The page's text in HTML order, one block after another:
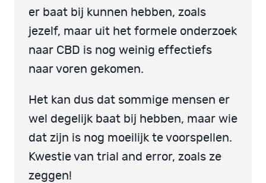
er baat bij kunnen hebben, zoals
jezelf, maar uit het formele onderzoek
naar CBD is nog weinig effectiefs
naar voren gekomen.
Het kan dus dat sommige mensen er
wel degelijk baat bij hebben, maar wie
dat zijn is nog moeilijk te voorspellen.
Kwestie van trial and error, zoals ze
zeggen!